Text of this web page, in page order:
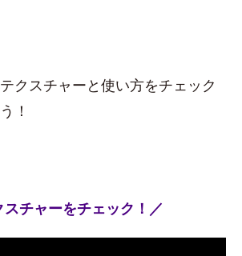
クスチャーと使い方をチェック
！
スチャーをチェック！／